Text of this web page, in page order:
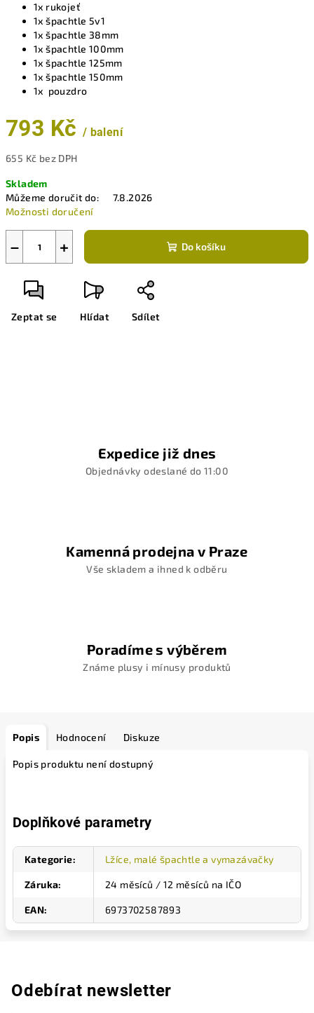
1x rukojeť
1x špachtle 5v1
1x špachtle 38mm
1x špachtle 100mm
1x špachtle 125mm
1x špachtle 150mm
1x pouzdro
793 Kč / balení
655 Kč bez DPH
cena:
Skladem
Můžeme doručit do:
7.8.2026
Možnosti doručení
+
− Do košíku
Zeptat se Hlídat Sdílet
Expedice již dnes
Objednávky odeslané do 11:00
Kamenná prodejna v Praze
Vše skladem a ihned k odběru
Poradíme s výběrem
Známe plusy i mínusy produktů
Popis Hodnocení Diskuze
Popis produktu není dostupný
Doplňkové parametry
Kategorie: Lžíce, malé špachtle a vymazávačky
Záruka: 24 měsíců / 12 měsíců na IČO
EAN: 6973702587893
Odebírat newsletter